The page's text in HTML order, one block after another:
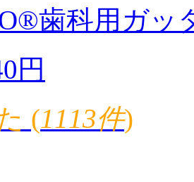
歯科用ガッ
円
(1113件)